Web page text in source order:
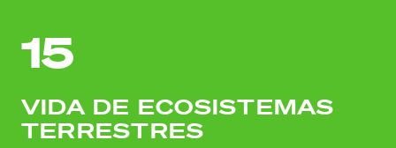
15
VIDA DE ECOSISTEMAS
TERRESTRES